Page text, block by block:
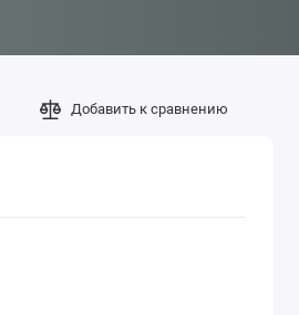
Добавить к сравнению